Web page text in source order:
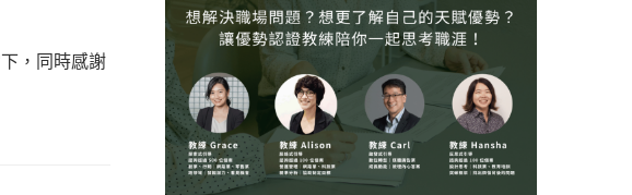
，同時感謝